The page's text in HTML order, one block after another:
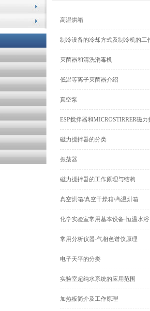
高温烘箱
制冷设备的冷却方式及制冷机的工
灭菌器和清洗消毒机
低温等离子灭菌器介绍
真空泵
ESP搅拌器和MICROSTIRRER磁
磁力搅拌器的分类
振荡器
磁力搅拌器的工作原理与结构
真空烘箱/真空干燥箱/高温烘箱
化学实验室常用基本设备-恒温水浴
常用分析仪器-气相色谱仪原理
电子天平的分类
实验室超纯水系统的应用范围
加热板简介及工作原理